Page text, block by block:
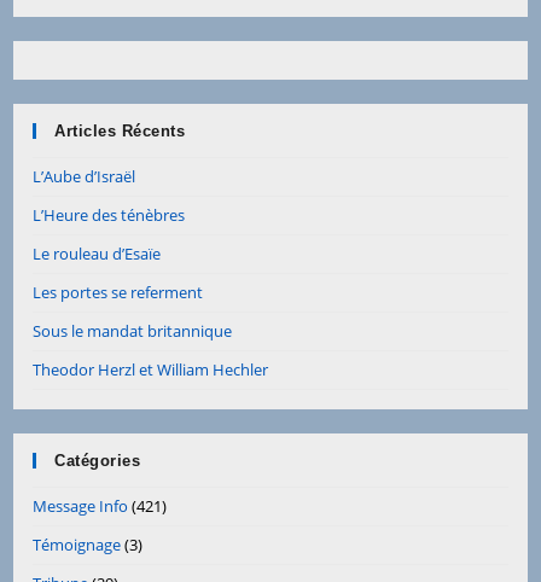
Articles Récents
L’Aube d’Israël
L’Heure des ténèbres
Le rouleau d’Esaïe
Les portes se referment
Sous le mandat britannique
Theodor Herzl et William Hechler
Catégories
Message Info (421)
Témoignage(3)